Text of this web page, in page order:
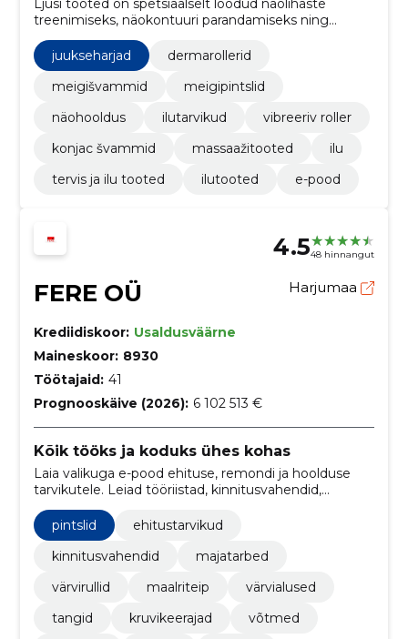
Ljusi tooted on spetsiaalselt loodud näolihaste
treenimiseks, näokontuuri parandamiseks ning
nahahooldustoodete toimeainete paremaks
imendumiseks. Ljus kingib nooruslikud ja selged
näokontuurid ning kaunilt läbikumava jume.
juukseharjad
dermarollerid
meigišvammid
meigipintslid
näohooldus
ilutarvikud
vibreeriv roller
konjac švammid
massaažitooted
ilu
tervis ja ilu tooted
ilutooted e-pood
4.548 hinnangut
FERE OÜ Harjumaa
Krediidiskoor: Usaldusväärne
Maineskoor: 8930
Töötajaid: 41
Prognooskäive (2026): 6 102 513 €
Kõik tööks ja koduks ühes kohas
Laia valikuga e-pood ehituse, remondi ja hoolduse
tarvikutele. Leiad tööriistad, kinnitusvahendid,
kemikaalid, redelid ja kodukaubad ühest kohast.
pintslid
ehitustarvikud
kinnitusvahendid
majatarbed
värvirullid
maalriteip
värvialused
tangid
kruvikeerajad
võtmed